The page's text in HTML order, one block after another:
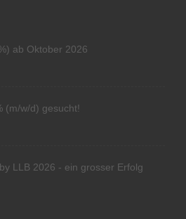
ab Oktober 2026
(m/w/d) gesucht!
LLB 2026 - ein grosser Erfolg